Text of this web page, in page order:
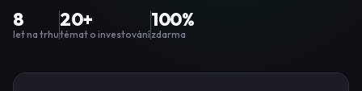
8
let na trhu
20+
témat o investování
100%
zdarma